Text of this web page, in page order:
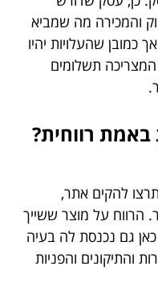
והמכירה מה שמביא
כמובן שהעלויות יהיו
המצריכה תשלומים
באמת רווחית?
להקים אתר,
הרווח על מוצר ששייך
כאן גם נכנסת לה בעיה
והתיקונים והפניות